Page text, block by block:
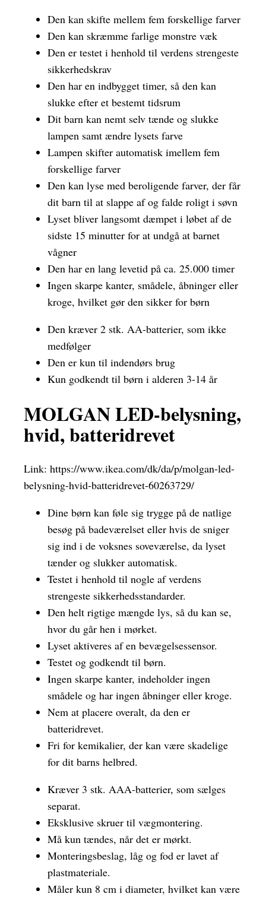
Den kan skifte mellem fem forskellige farver
Den kan skræmme farlige monstre væk
Den er testet i henhold til verdens strengeste
sikkerhedskrav
Den har en indbygget timer, så den kan
slukke efter et bestemt tidsrum
Dit barn kan nemt selv tænde og slukke
lampen samt ændre lysets farve
Lampen skifter automatisk imellem fem
forskellige farver
Den kan lyse med beroligende farver, der får
dit barn til at slappe af og falde roligt i søvn
Lyset bliver langsomt dæmpet i løbet af de
sidste 15 minutter for at undgå at barnet
vågner
Den har en lang levetid på ca. 25.000 timer
Ingen skarpe kanter, smådele, åbninger eller
kroge, hvilket gør den sikker for børn
Den kræver 2 stk. AA-batterier, som ikke
medfølger
Den er kun til indendørs brug
Kun godkendt til børn i alderen 3-14 år
MOLGAN LED-belysning,
hvid, batteridrevet
Link: https://www.ikea.com/dk/da/p/molgan-led-
belysning-hvid-batteridrevet-60263729/
Dine børn kan føle sig trygge på de natlige
besøg på badeværelset eller hvis de sniger
sig ind i de voksnes soveværelse, da lyset
tænder og slukker automatisk.
Testet i henhold til nogle af verdens
strengeste sikkerhedsstandarder.
Den helt rigtige mængde lys, så du kan se,
hvor du går hen i mørket.
Lyset aktiveres af en bevægelsessensor.
Testet og godkendt til børn.
Ingen skarpe kanter, indeholder ingen
smådele og har ingen åbninger eller kroge.
Nem at placere overalt, da den er
batteridrevet.
Fri for kemikalier, der kan være skadelige
for dit barns helbred.
Kræver 3 stk. AAA-batterier, som sælges
separat.
Eksklusive skruer til vægmontering.
Må kun tændes, når det er mørkt.
Monteringsbeslag, låg og fod er lavet af
plastmateriale.
Måler kun 8 cm i diameter, hvilket kan være